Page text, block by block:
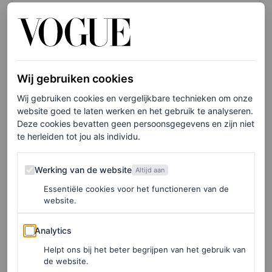
Een bericht gedeeld door coperni (@coperni)
Ergonomisch-chic?
Het idee van het letterlijk omarmen van je tenen in een
schoen is dus niet nieuw – het wordt zelfs ergonomisch
geprezen. Vijf tenen-schoenen zouden de
lichaamsmechanica verbeteren door je voeten te laten
functioneren zonder de belemmering van een schoen.
Het zou grote ergonomisch voordelen hebben en goed
deze ergonomische schoen nu dus naar een hoger – en
esthetischer – niveau.
Wij gebruiken cookies
Wij gebruiken cookies en vergelijkbare technieken om onze
website goed te laten werken en het gebruik te analyseren.
Deze cookies bevatten geen persoonsgegevens en zijn niet
te herleiden tot jou als individu.
Werking van de website
Werking van de website Altijd aan
Essentiële cookies voor het functioneren van de
website.
Analytics
Analytics
Helpt ons bij het beter begrijpen van het gebruik van
de website.